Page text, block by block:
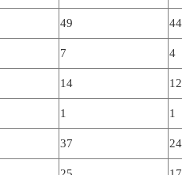
49 44
7 4
14 12
1 1
37 24